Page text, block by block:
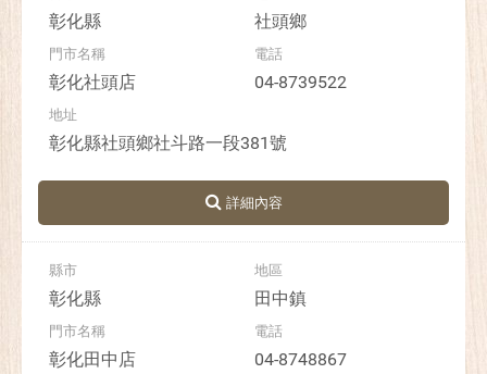
彰化縣 社頭鄉
彰化社頭店 04-8739522
彰化縣社頭鄉社斗路一段381號
彰化縣 田中鎮
彰化田中店 04-8748867